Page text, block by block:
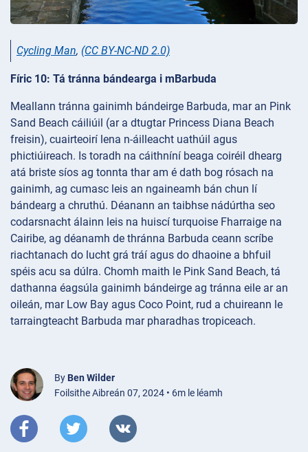
Cycling Man, (CC BY-NC-ND 2.0)
Fíric 10: Tá tránna bándearga i mBarbuda
Meallann tránna gainimh bándeirge Barbuda, mar an Pink
Sand Beach cáiliúil (ar a dtugtar Princess Diana Beach
freisin), cuairteoirí lena n-áilleacht uathúil agus
phictiúireach. Is toradh na cáithníní beaga coiréil dhearg
atá briste síos ag tonnta thar am é dath bog rósach na
gainimh, ag cumasc leis an ngaineamh bán chun lí
bándearg a chruthú. Déanann an taibhse nádúrtha seo
codarsnacht álainn leis na huiscí turquoise Fharraige na
Cairibe, ag déanamh de thránna Barbuda ceann scríbe
riachtanach do lucht grá tráí agus do dhaoine a bhfuil
spéis acu sa dúlra. Chomh maith le Pink Sand Beach, tá
dathanna éagsúla gainimh bándeirge ag tránna eile ar an
oileán, mar Low Bay agus Coco Point, rud a chuireann le
tarraingteacht Barbuda mar pharadhas tropiceach.
By Ben Wilder
Foilsithe Aibreán 07, 2024 • 6m le léamh